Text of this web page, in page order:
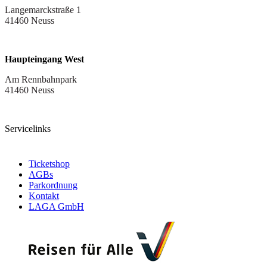
Langemarckstraße 1
41460 Neuss
Haupteingang West
Am Rennbahnpark
41460 Neuss
Servicelinks
Ticketshop
AGBs
Parkordnung
Kontakt
LAGA GmbH